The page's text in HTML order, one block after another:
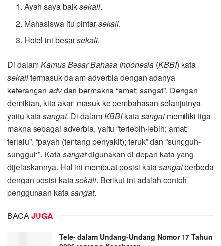
Ayah saya baiksekali.
Mahasiswa itu pintarsekali.
Hotel ini besarsekali.
Di dalamKamus Besar Bahasa Indonesia (KBBI) kata
sekalitermasuk dalam adverbia dengan adanya
keterangan advdan bermakna “amat; sangat”. Dengan
demikian, kita akan masuk ke pembahasan selanjutnya
yaitu katasangat. Di dalamKBBIkatasangatmemiliki tiga
makna sebagai adverbia, yaitu “terlebih-lebih; amat;
terlalu”, “payah (tentang penyakit); teruk” dan “sungguh-
sungguh”. Katasangatdigunakan di depan kata yang
dijelaskannya. Hal ini membuat posisi katasangatberbeda
dengan posisi katasekali. Berikut ini adalah contoh
penggunaan katasangat.
BACAJUGA
Tele- dalam Undang-Undang Nomor 17 Tahun